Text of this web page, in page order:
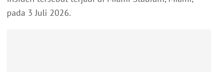
pada 3 Juli 2026.